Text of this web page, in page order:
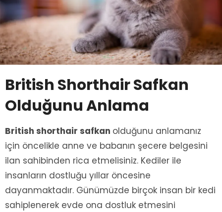
British Shorthair Safkan
Olduğunu Anlama
British shorthair safkan olduğunu anlamanız
için öncelikle anne ve babanın şecere belgesini
ilan sahibinden rica etmelisiniz. Kediler ile
insanların dostluğu yıllar öncesine
dayanmaktadır. Günümüzde birçok insan bir kedi
sahiplenerek evde ona dostluk etmesini